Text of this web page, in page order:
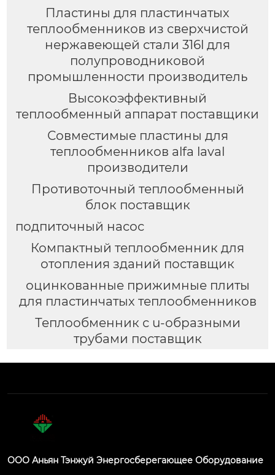
Пластины для пластинчатых
теплообменников из сверхчистой
нержавеющей стали 316l для
полупроводниковой
промышленности производитель
Высокоэффективный
теплообменный аппарат поставщики
Совместимые пластины для
теплообменников alfa laval
производители
Противоточный теплообменный
блок поставщик
подпиточный насос
Компактный теплообменник для
отопления зданий поставщик
оцинкованные прижимные плиты
для пластинчатых теплообменников
Теплообменник с u-образными
трубами поставщик
ООО Аньян Тэнжуй Энергосберегающее Оборудование